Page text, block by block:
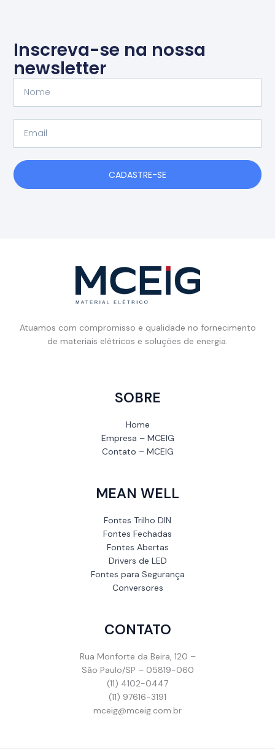
Inscreva-se na nossa
newsletter
CADASTRE-SE
Atuamos com compromisso e qualidade no fornecimento
de materiais elétricos e soluções de energia.
SOBRE
Home
Empresa – MCEIG
Contato – MCEIG
MEAN WELL
Fontes Trilho DIN
Fontes Fechadas
Fontes Abertas
Drivers de LED
Fontes para Segurança
Conversores
CONTATO
Rua Monforte da Beira, 120 –
São Paulo/SP – 05819-060
(11) 4102-0447
(11) 97616-3191
mceig@mceig.com.br